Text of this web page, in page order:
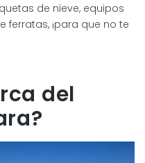
de nieve, equipos
ferratas, ¡para que no te
del